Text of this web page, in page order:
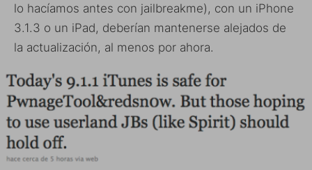
lo hacíamos antes con jailbreakme), con un iPhone
3.1.3 o un iPad, deberían mantenerse alejados de
la actualización, al menos por ahora.